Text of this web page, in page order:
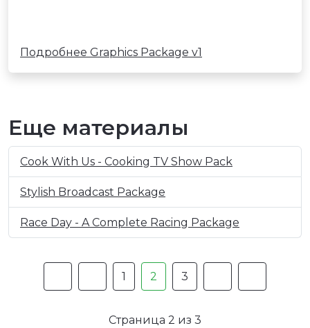
Подробнее Graphics Package v1
Еще материалы
Cook With Us - Cooking TV Show Pack
Stylish Broadcast Package
Race Day - A Complete Racing Package
1 2 3
Страница 2 из 3